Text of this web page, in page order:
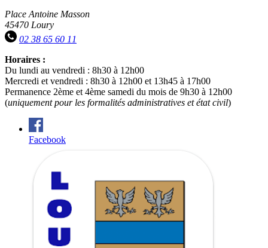
Place Antoine Masson
45470 Loury
02 38 65 60 11
Horaires :
Du lundi au vendredi : 8h30 à 12h00
Mercredi et vendredi : 8h30 à 12h00 et 13h45 à 17h00
Permanence 2ème et 4ème samedi du mois de 9h30 à 12h00
(uniquement pour les formalités administratives et état civil)
Facebook